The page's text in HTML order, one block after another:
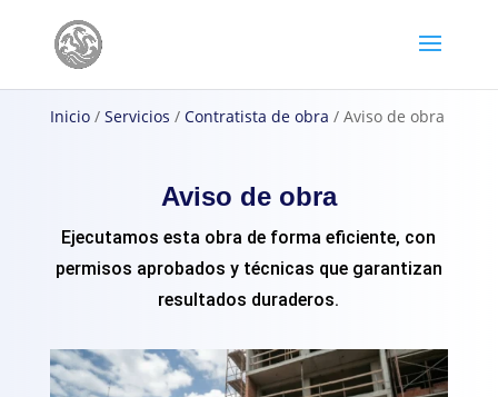
Inicio/ Servicios / Contratista de obra / Aviso de obra
Aviso de obra
Ejecutamos esta obra de forma eficiente, con
permisos aprobados y técnicas que garantizan
resultados duraderos.